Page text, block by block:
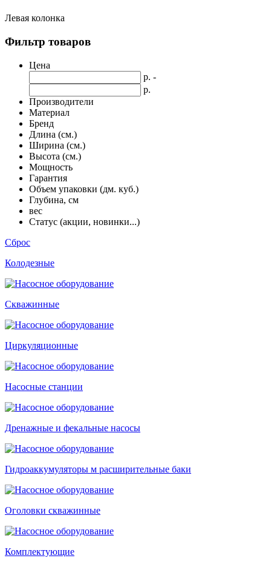
Левая колонка
Фильтр товаров
Цена
р. -
р.
Производители
Материал
Бренд
Длина (см.)
Ширина (см.)
Высота (см.)
Мощность
Гарантия
Объем упаковки (дм. куб.)
Глубина, см
вес
Статус (акции, новинки...)
Сброс
Колодезные
Скважинные
Циркуляционные
Насосные станции
Дренажные и фекальные насосы
Гидроаккумуляторы м расширительные баки
Оголовки скважинные
Комплектующие